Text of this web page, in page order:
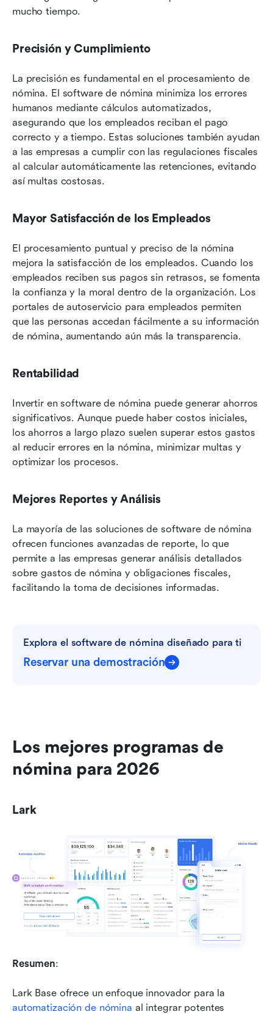
mucho tiempo.
Precisión y Cumplimiento
La precisión es fundamental en el procesamiento de
nómina. El software de nómina minimiza los errores
humanos mediante cálculos automatizados,
asegurando que los empleados reciban el pago
correcto y a tiempo. Estas soluciones también ayudan
a las empresas a cumplir con las regulaciones fiscales
al calcular automáticamente las retenciones, evitando
así multas costosas.
Mayor Satisfacción de los Empleados
El procesamiento puntual y preciso de la nómina
mejora la satisfacción de los empleados. Cuando los
empleados reciben sus pagos sin retrasos, se fomenta
la confianza y la moral dentro de la organización. Los
portales de autoservicio para empleados permiten
que las personas accedan fácilmente a su información
de nómina, aumentando aún más la transparencia.
Rentabilidad
Invertir en software de nómina puede generar ahorros
significativos. Aunque puede haber costos iniciales,
los ahorros a largo plazo suelen superar estos gastos
al reducir errores en la nómina, minimizar multas y
optimizar los procesos.
Mejores Reportes y Análisis
La mayoría de las soluciones de software de nómina
ofrecen funciones avanzadas de reporte, lo que
permite a las empresas generar análisis detallados
sobre gastos de nómina y obligaciones fiscales,
facilitando la toma de decisiones informadas.
Explora el software de nómina diseñado para ti
Reservar una demostración
Los mejores programas de
nómina para 2026
Lark
Resumen:
automatización de nómina al integrar potentes